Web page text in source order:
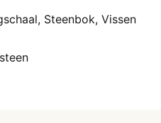
Steenbok, Vissen